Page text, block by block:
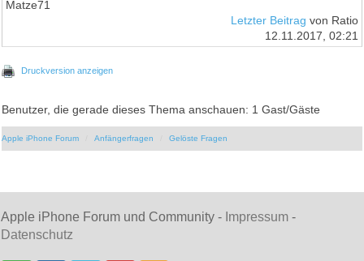
Matze71
Letzter Beitrag von Ratio
12.11.2017, 02:21
Druckversion anzeigen
Benutzer, die gerade dieses Thema anschauen: 1 Gast/Gäste
Apple iPhone Forum Anfängerfragen Gelöste Fragen
Apple iPhone Forum und Community - Impressum -
Datenschutz